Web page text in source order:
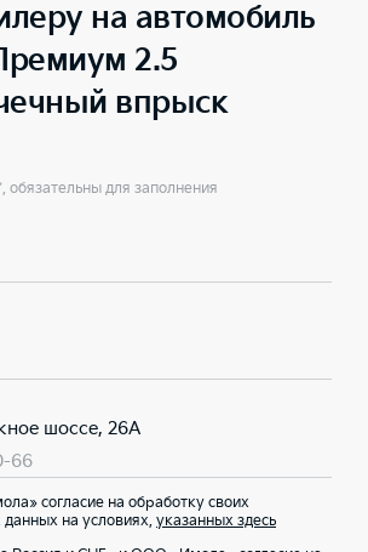
на автомобиль
2.5
впрыск
обязательны для заполнения
шоссе, 26А
66
согласие на обработку своих
на условиях, указанных здесь